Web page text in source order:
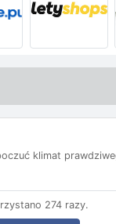
klimat
274 razy.